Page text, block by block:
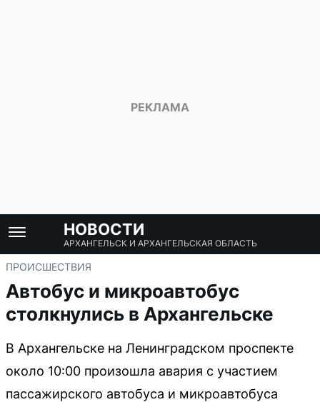
НОВОСТИ
АРХАНГЕЛЬСК И АРХАНГЕЛЬСКАЯ ОБЛАСТЬ
ПРОИСШЕСТВИЯ
Автобус и микроавтобус
столкнулись в Архангельске
В Архангельске на Ленинградском проспекте
около 10:00 произошла авария с участием
пассажирского автобуса и микроавтобуса